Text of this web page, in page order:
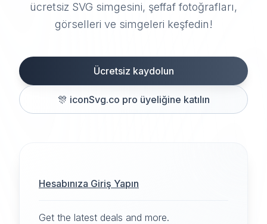
ücretsiz SVG simgesini, şeffaf fotoğrafları,
görselleri ve simgeleri keşfedin!
Ücretsiz kaydolun
🎊 iconSvg.co pro üyeliğine katılın
Hesabınıza Giriş Yapın
Get the latest deals and more.